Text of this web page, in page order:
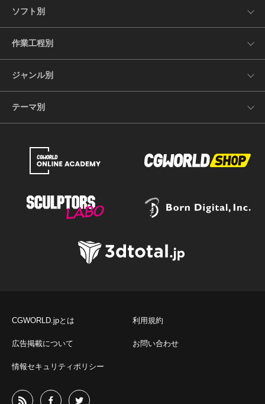
ソフト別
作業工程別
ジャンル別
テーマ別
CGWORLD.jpとは 利用規約
広告掲載について お問い合わせ
情報セキュリティポリシー